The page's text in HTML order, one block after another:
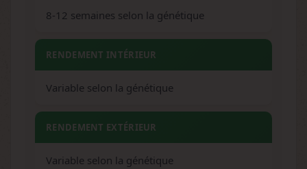
8-12 semaines selon la génétique
RENDEMENT INTÉRIEUR
Variable selon la génétique
RENDEMENT EXTÉRIEUR
Variable selon la génétique